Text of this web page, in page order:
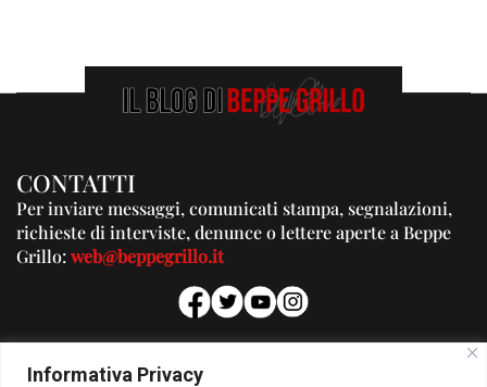
Informativa Privacy
CONTATTI
Per inviare messaggi, comunicati stampa, segnalazioni,
richieste di interviste, denunce o lettere aperte a Beppe
Grillo:web@beppegrillo.it
PUBBLICITA'